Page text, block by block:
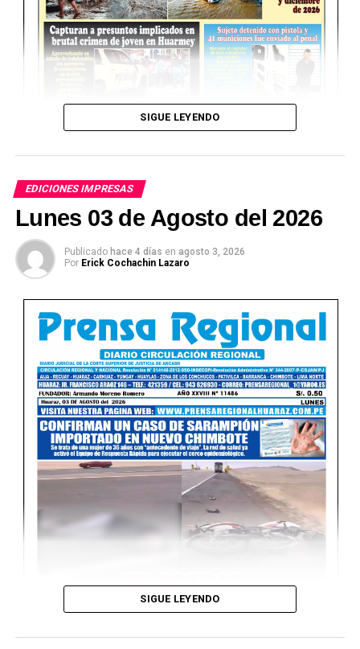
SIGUE LEYENDO
EDICIONES IMPRESAS
Lunes 03 de Agosto del 2026
Publicado hace 4 días en agosto 3, 2026
Por Erick Cochachin Lazaro
SIGUE LEYENDO